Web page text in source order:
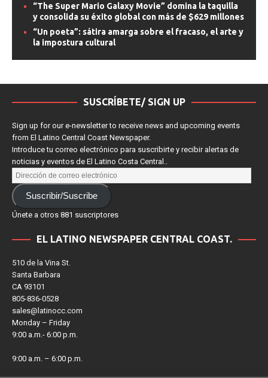
“The Super Mario Galaxy Movie” domina la taquilla
y consolida su éxito global con más de $629 millones
“Un poeta”: sátira amarga sobre el fracaso, el arte y
la impostura cultural
SUSCRÍBETE/ SIGN UP
Sign up for our e-newsletter to receive news and upcoming events
from El Latino Central Coast Newspaper.
Introduce tu correo electrónico para suscribirte y recibir alertas de
noticias y eventos de El Latino Costa Central..
Suscribir/Suscribe
Únete a otros 881 suscriptores
EL LATINO NEWSPAPER CENTRAL COAST.
510 de la Vina St.
Santa Barbara
CA 93101
805-836-0528
sales@latinocc.com
Monday – Friday
9:00 a.m.- 6:00 p.m.
9:00 a.m. – 6:00 p.m.